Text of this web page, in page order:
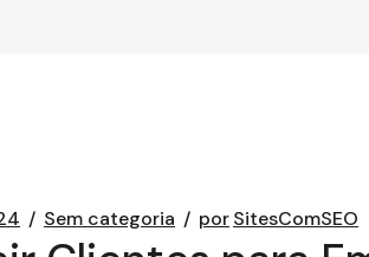
Sem categoria porSitesComSEO